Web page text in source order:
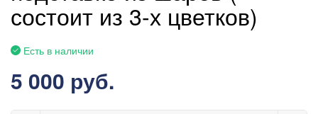
состоит из 3-х цветков)
Есть в наличии
5 000 руб.